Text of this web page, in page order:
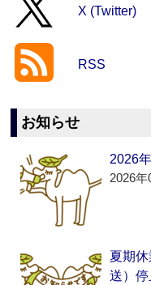
X (Twitter)
RSS
お知らせ
2026
2026
夏期
送）